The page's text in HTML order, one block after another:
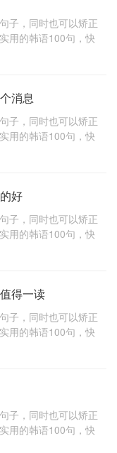
子，同时也可以矫正
用的韩语100句，快
消息
子，同时也可以矫正
用的韩语100句，快
好
子，同时也可以矫正
用的韩语100句，快
得一读
子，同时也可以矫正
用的韩语100句，快
子，同时也可以矫正
用的韩语100句，快